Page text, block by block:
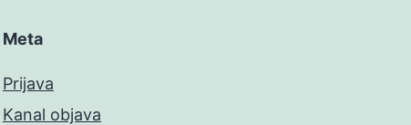
Meta
Prijava
Kanal objava